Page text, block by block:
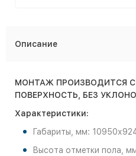
Описание
МОНТАЖ ПРОИЗВОДИТСЯ
ПОВЕРХНОСТЬ, БЕЗ
Характеристики:
Габариты, мм:
Высота отметки пола,